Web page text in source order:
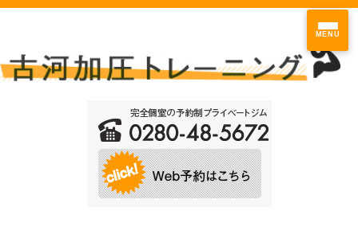
MENU